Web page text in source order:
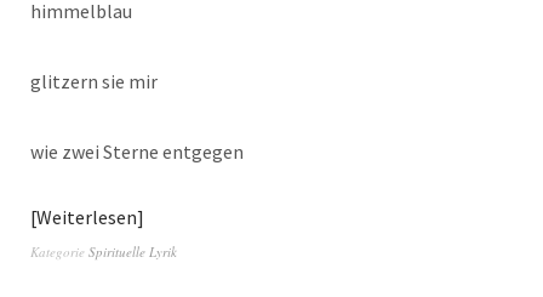
himmelblau
glitzern sie mir
wie zwei Sterne entgegen
Weiterlesen
Kategorie Spirituelle Lyrik